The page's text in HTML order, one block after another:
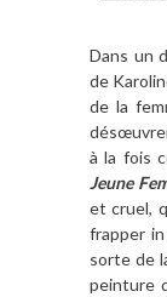
Dans un
de
de la
à la fois
Jeune
et cruel,
frapper
sorte de
peinture